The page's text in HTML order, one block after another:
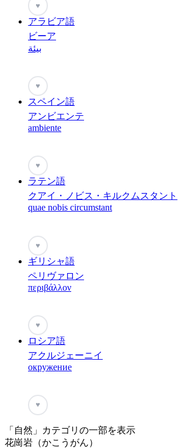
♥
アラビア語
ビーア
بيئة
♥
スペイン語
アンビエンテ
ambiente
♥
ラテン語
クアイ・ノビス・キルクムスタント
quae nobis circumstant
♥
ギリシャ語
ペリヴァロン
περιβάλλον
♥
ロシア語
アクルジェーニイ
окружение
♥
「自然」カテゴリの一部を表示
花崗岩（かこうがん）